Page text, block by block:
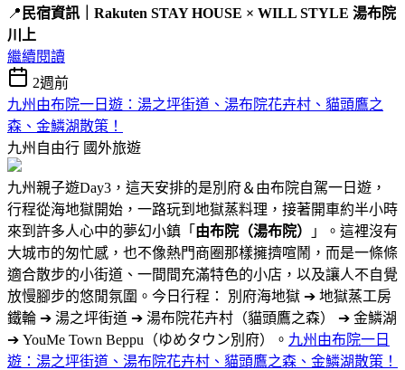
📍 民宿資訊｜Rakuten STAY HOUSE × WILL STYLE 湯布院
川上
繼續閱讀
2週前
九州由布院一日遊：湯之坪街道、湯布院花卉村、貓頭鷹之
森、金鱗湖散策！
九州自由行 國外旅遊
九州親子遊Day3，這天安排的是別府＆由布院自駕一日遊，
行程從海地獄開始，一路玩到地獄蒸料理，接著開車約半小時
來到許多人心中的夢幻小鎮「 由布院（湯布院）
」。這裡沒有
大城市的匆忙感，也不像熱門商圈那樣擁擠喧鬧，而是一條條
適合散步的小街道、一間間充滿特色的小店，以及讓人不自覺
放慢腳步的悠閒氛圍。今日行程： 別府海地獄 ➔ 地獄蒸工房
鐵輪 ➔ 湯之坪街道 ➔ 湯布院花卉村（貓頭鷹之森） ➔ 金鱗湖
➔ YouMe Town Beppu（ゆめタウン別府）。 九州由布院一日
遊：湯之坪街道、湯布院花卉村、貓頭鷹之森、金鱗湖散策！